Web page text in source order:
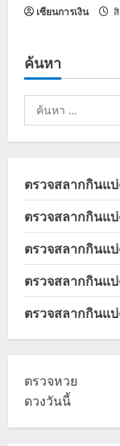
เซียนการเงิน
ค้นหา
ค้นหา
สำหรับ:
ตรวจสลากกินแบ่
ตรวจสลากกินแบ่
ตรวจสลากกินแ
ตรวจสลากกินแ
ตรวจสลากกินแบ่
ตรวจหวย
ดวงวันนี้